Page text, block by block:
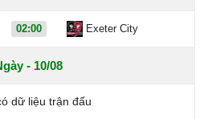
02:00 Exeter City
- 10/08
dữ liệu trận đấu